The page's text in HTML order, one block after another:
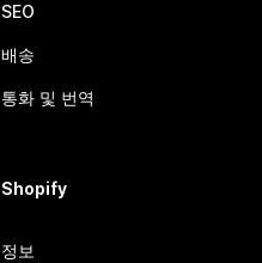
SEO
배송
통화 및 번역
Shopify
정보